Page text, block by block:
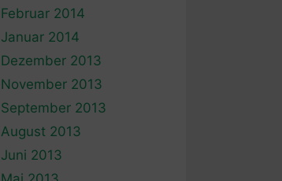
Februar 2014
Januar 2014
Dezember 2013
November 2013
September 2013
August 2013
Juni 2013